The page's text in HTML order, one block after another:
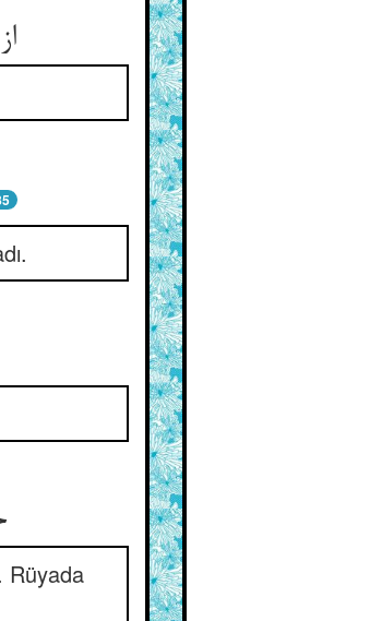
از فراش خویش سوی در شتافت ** دست بر در چون نهاد او بسته یافت
حیله کرد او و به خواب اندر خزید ** خویشتن در خواب در ویرانه دید
Rüyada